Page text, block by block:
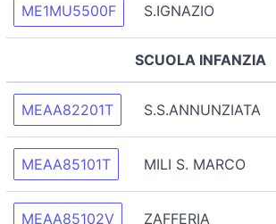
ME1MU5500F S.IGNAZIO
SCUOLA INFANZIA
MEAA82201T S.S.ANNUNZIATA
MEAA85101T MILI S. MARCO
MEAA85102V ZAFFERIA